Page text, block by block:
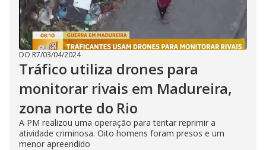
DO R7/03/04/2024
Tráfico utiliza drones para
monitorar rivais em Madureira,
zona norte do Rio
A PM realizou uma operação para tentar reprimir a
atividade criminosa. Oito homens foram presos e um
menor apreendido